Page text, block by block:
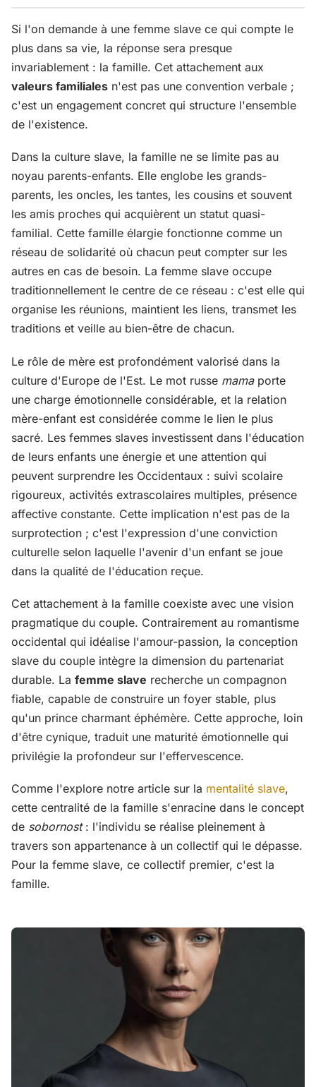
Si l'on demande à une femme slave ce qui compte le
plus dans sa vie, la réponse sera presque
invariablement : la famille. Cet attachement aux
valeurs familiales n'est pas une convention verbale ;
c'est un engagement concret qui structure l'ensemble
de l'existence.
Dans la culture slave, la famille ne se limite pas au
noyau parents-enfants. Elle englobe les grands-
parents, les oncles, les tantes, les cousins et souvent
les amis proches qui acquièrent un statut quasi-
familial. Cette famille élargie fonctionne comme un
réseau de solidarité où chacun peut compter sur les
autres en cas de besoin. La femme slave occupe
traditionnellement le centre de ce réseau : c'est elle qui
organise les réunions, maintient les liens, transmet les
traditions et veille au bien-être de chacun.
Le rôle de mère est profondément valorisé dans la
culture d'Europe de l'Est. Le mot russe mamaporte
une charge émotionnelle considérable, et la relation
mère-enfant est considérée comme le lien le plus
sacré. Les femmes slaves investissent dans l'éducation
de leurs enfants une énergie et une attention qui
peuvent surprendre les Occidentaux : suivi scolaire
rigoureux, activités extrascolaires multiples, présence
affective constante. Cette implication n'est pas de la
surprotection ; c'est l'expression d'une conviction
culturelle selon laquelle l'avenir d'un enfant se joue
dans la qualité de l'éducation reçue.
Cet attachement à la famille coexiste avec une vision
pragmatique du couple. Contrairement au romantisme
occidental qui idéalise l'amour-passion, la conception
slave du couple intègre la dimension du partenariat
durable. La femme slave recherche un compagnon
fiable, capable de construire un foyer stable, plus
qu'un prince charmant éphémère. Cette approche, loin
d'être cynique, traduit une maturité émotionnelle qui
privilégie la profondeur sur l'effervescence.
Comme l'explore notre article sur la mentalité slave,
cette centralité de la famille s'enracine dans le concept
de sobornost: l'individu se réalise pleinement à
travers son appartenance à un collectif qui le dépasse.
Pour la femme slave, ce collectif premier, c'est la
famille.